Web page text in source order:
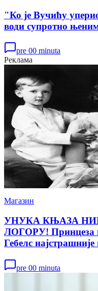
"Ко је Вучићу
води супротно
pre 00 minuta
Реклама
Магазин
УНУКА КЊАЗА
ЛОГОРУ! Принцеза
Гебелс најстрашније
pre 00 minuta